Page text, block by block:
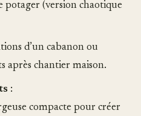
potager (version chaotique
d’un cabanon ou
après chantier maison.
:
compacte pour créer